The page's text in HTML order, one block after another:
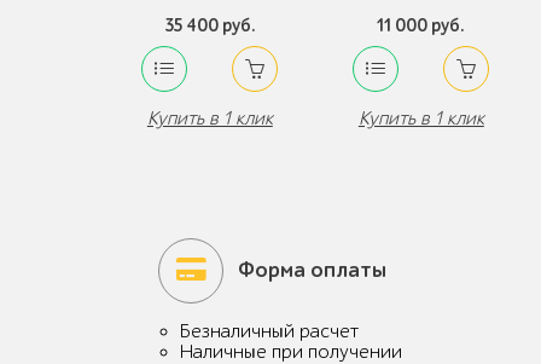
35 400 руб.
Купить в 1 клик
11 000 руб.
Купить в 1 клик
Форма оплаты
Безналичный расчет
Наличные при получении